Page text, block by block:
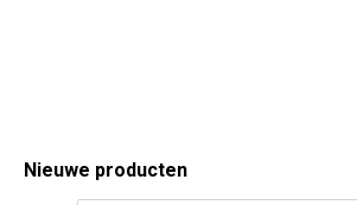
Nieuwe producten